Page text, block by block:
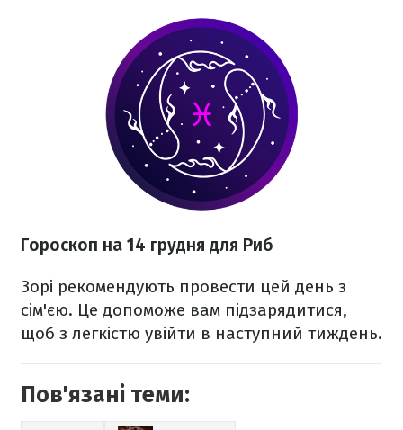
Гороскоп на 14 грудня для Риб
Зорі рекомендують провести цей день з
сім'єю. Це допоможе вам підзарядитися,
щоб з легкістю увійти в наступний тиждень.
Пов'язані теми: